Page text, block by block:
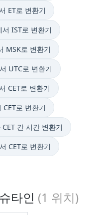
ET로 변환기
서 IST로 변환기
MSK로 변환기
UTC로 변환기
CET로 변환기
CET로 변환기
CET 간 시간 변환기
CET로 변환기
타인 (1 위치)